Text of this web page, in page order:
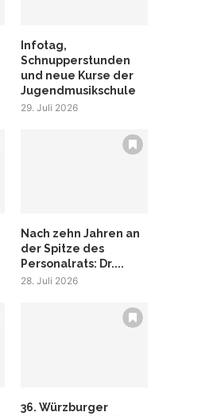
Infotag,
Schnupperstunden
und neue Kurse der
Jugendmusikschule
29. Juli 2026
Nach zehn Jahren an
der Spitze des
Personalrats: Dr....
28. Juli 2026
36. Würzburger